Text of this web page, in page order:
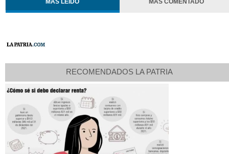
MÁS LEÍDO MÁS COMENTADO
RECOMENDADOS LA PATRIA